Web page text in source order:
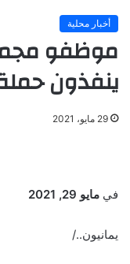
أخبار محلية
موظفو
ينفذون
29 مايو، 2021
في مايو 29, 2021
يمانيون../